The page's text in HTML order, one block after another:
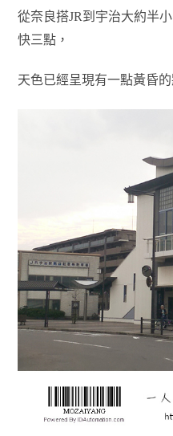
從奈良搭JR到宇治大約半
快三點，
天色已經呈現有一點黃昏的